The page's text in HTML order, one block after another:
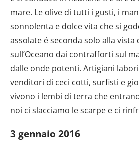
mare. Le olive di tutti i gusti, i
sonnolenta e dolce vita che si
assolate é seconda solo alla
sull’Oceano dai contrafforti sul
dalle onde potenti. Artigiani
venditori di ceci cotti, surfisti e
vivono i lembi di terra che
noi ci slacciamo le scarpe e ci
3 gennaio 2016